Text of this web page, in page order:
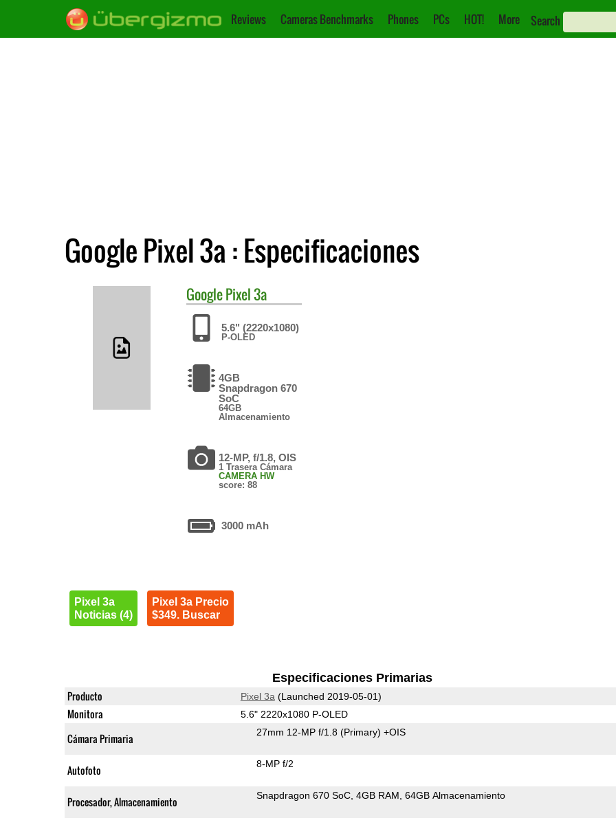
Reviews Cameras Benchmarks Phones PCs HOT! More Search
Google Pixel 3a : Especificaciones
GooglePixel 3a
5.6" (2220x1080)
P-OLED
4GB
Snapdragon 670
SoC
64GB
Almacenamiento
12-MP, f/1.8, OIS
1 Trasera Cámara
CAMERA HW
score: 88
3000 mAh
Pixel 3a
Noticias (4)
Pixel 3a Precio
$349. Buscar
Especificaciones Primarias
Producto Pixel 3a (Launched 2019-05-01)
Monitora 5.6" 2220x1080 P-OLED
Cámara Primaria 27mm 12-MP f/1.8 (Primary) +OIS
Autofoto 8-MP f/2
Procesador, Almacenamiento Snapdragon 670 SoC 4GB RAM 64GB Almacenamiento